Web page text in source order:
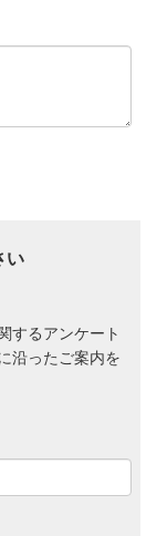
い
するアンケート
沿ったご案内を